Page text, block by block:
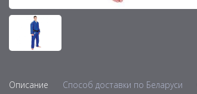
Описание Способ доставки по Беларуси